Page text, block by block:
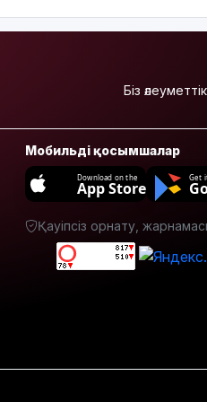
Филипп
Қасым-
БҚО-да
құтқарушылар
Жайықта
ер адамды
арашалады
Жамбыл
Біз
Мобильді қосымшалар
Download on the
App Store
Get
Қауіпсіз орнату,